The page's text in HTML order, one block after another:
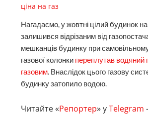
ціна на газ
Нагадаємо, у жовтні цілий будинок
залишився відрізаним від
мешканців будинку при
газової колонки переплутав водяний
газовим. Внаслідок цього газову
будинку затопило водою.
Читайте «Репортер» уTelegram